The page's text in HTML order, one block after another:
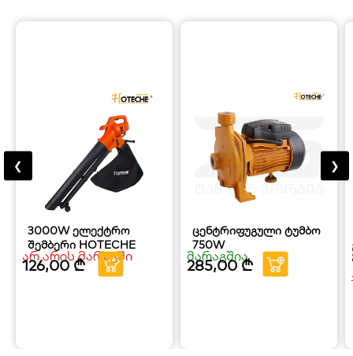
3000W ელექტრო
შემბერი HOTECHE
არ არის მარაგში
126,00₾
ცენტრიფუგული ტუმბო
750W
მარაგშია
285,00₾
❮ ❯